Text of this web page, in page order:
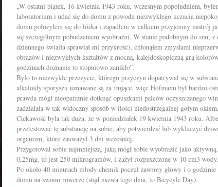
„W ostatni piątek, 16 kwietnia 1943 roku, wczesnym popołudniem,
laboratorium i udać się do domu z powodu niezwykłego uczucia
domu położyłem się do łóżka i zapadłem w całkiem przyjemny nastrój
się szczególnym pobudzeniem wyobraźni. W stanie podobnym do snu,
dziennego światła sprawiał mi przykrość), chłonąłem zmysłami
obrazów i niezwykłych kształtów z mocną, kalejdoskopiczną grą
godzinach doznanie to stopniowo zanikło”.
Było to niezwykłe przeżycie, którego przyczyn dopatrywał się w
alkaloidy sporyszu uznawane są za trujące, więc Hofmann był bardzo
prawda mógł nieopatrznie dotknąć opuszkami palców oczyszczanego
zadziałała w tak widoczny sposób w ilości niedostrzegalnej gołym
Ciekawość była tak duża, że w poniedziałek 19 kwietnia 1943 roku,
przetestować tę substancję na sobie, aby potwierdzić lub wykluczyć
organizm, które zauważył 3 dni wcześniej.
Przygotował sobie najmniejszą, jaką mógł sobie wyobrazić jako
0,25mg, to jest 250 mikrogramów, i zażył rozpuszczone w 10 cm3 wody.
Po około 40 minutach młody chemik poczuł zawroty głowy i o
domu na swoim rowerze (stąd nazwa tego dnia, to Bicycyle Day).